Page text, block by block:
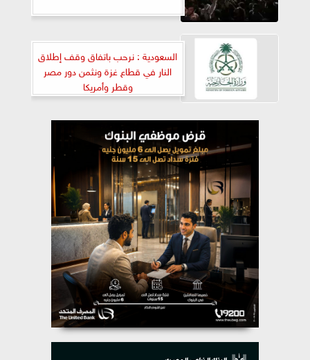
السعودية : نرحب باتفاق وقف إطلاق
النار في قطاع غزة ونثمن دور مصر
وقطر وأمريكا